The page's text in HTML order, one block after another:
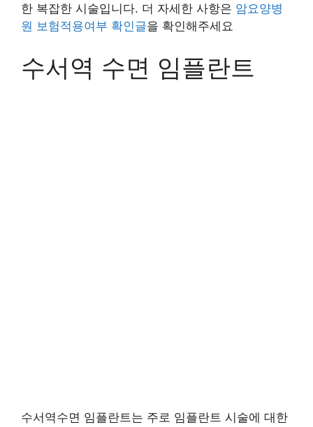
한 복잡한 시술입니다. 더 자세한 사항은 암요양병
원 보험적용여부 확인글을 확인해주세요
수서역 수면 임플란트
수서역수면 임플란트는 주로 임플란트 시술에 대한